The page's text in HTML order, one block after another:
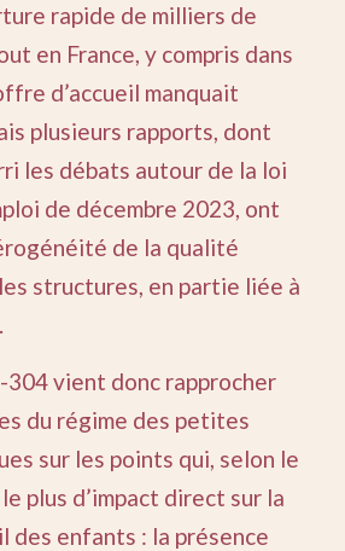
rapide de milliers de
en France, y compris dans
d’accueil manquait
plusieurs rapports, dont
les débats autour de la loi
de décembre 2023, ont
de la qualité
structures, en partie liée à
vient donc rapprocher
du régime des petites
sur les points qui, selon le
plus d’impact direct sur la
des enfants : la présence